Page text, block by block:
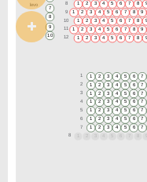
8
9
10
2
3
4
8
5
1
levo
7
6
12
11
1
2 3 4 5 6 7 8 9
1 2 3 4 5 6 7 8 9
1 2 3 4 5 6 7 8 9
1
2 3 4 5 6 7 8 9
1
2 3 4 5 6 7 8 9
1 2 3 4 5 6 7
1
2 3 4 5 6 7
1
2 3 4 5 6 7
1
2 3 4 5 6 7
1 2 3 4 5 6 7
1
2 3 4 5 6 7
1
2 3 4 5 6 7
7
8
9
10